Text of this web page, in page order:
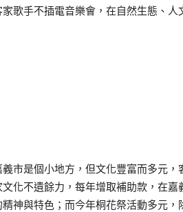
歌手不插電音樂會，在自然生態、人
市是個小地方，但文化豐富而多元，
化不遺餘力，每年增取補助款，在嘉
神與特色；而今年桐花祭活動多元，